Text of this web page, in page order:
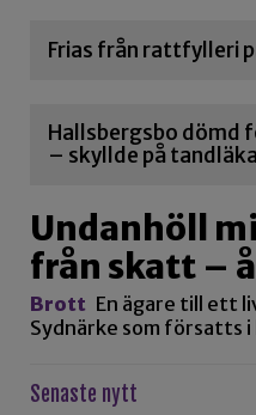
Frias från rattfylleri
Hallsbergsbo dömd
– skyllde på
Undanhöll
från skatt –
Brott En ägare till ett
Sydnärke som försatts
Senaste nytt